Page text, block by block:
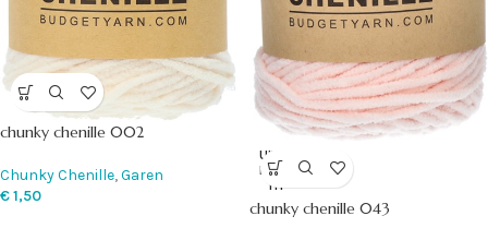
chunky chenille 002
Chunky Chenille,Garen
€1,50
UITVE
RKOC
HT
chunky chenille 043